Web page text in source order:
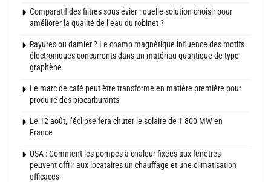
Comparatif des filtres sous évier : quelle solution choisir pour
améliorer la qualité de l’eau du robinet ?
Rayures ou damier ? Le champ magnétique influence des motifs
électroniques concurrents dans un matériau quantique de type
graphène
Le marc de café peut être transformé en matière première pour
produire des biocarburants
Le 12 août, l’éclipse fera chuter le solaire de 1 800 MW en
France
USA : Comment les pompes à chaleur fixées aux fenêtres
peuvent offrir aux locataires un chauffage et une climatisation
efficaces